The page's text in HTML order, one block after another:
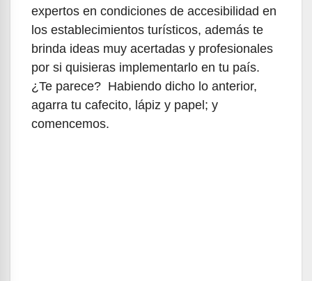
expertos en condiciones de accesibilidad en
los establecimientos turísticos, además te
brinda ideas muy acertadas y profesionales
por si quisieras implementarlo en tu país.
¿Te parece? Habiendo dicho lo anterior,
agarra tu cafecito, lápiz y papel; y
comencemos.